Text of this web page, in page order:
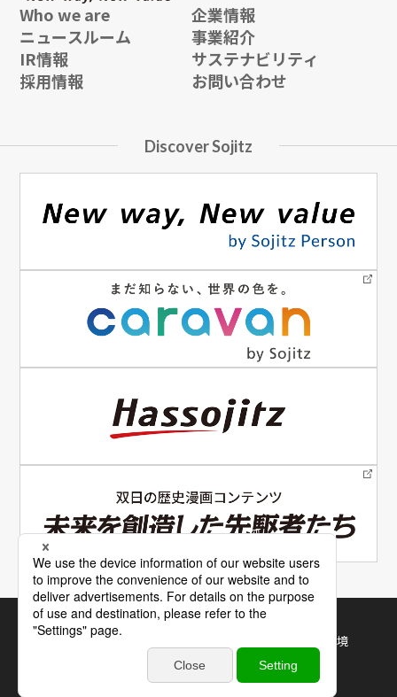
Who we are
企業情報
ニュースルーム
事業紹介
IR情報
サステナビリティ
採用情報
お問い合わせ
Discover Sojitz
電子公告サイトマップ
利用規約・推奨環境
個人情報保護について